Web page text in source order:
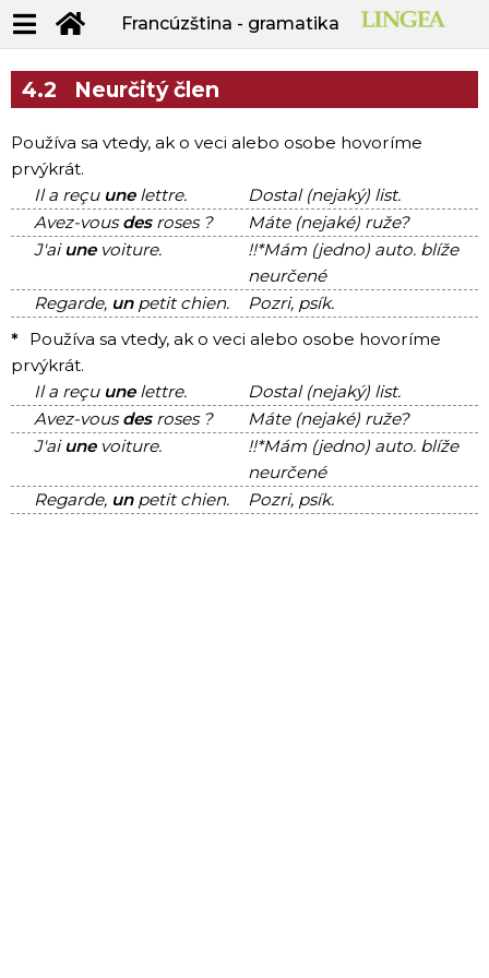
Francúzština - gramatika
4.2 Neurčitý člen
Používa sa vtedy, ak o veci alebo osobe hovoríme
prvýkrát.
Il a reçu unelettre.
Dostal (nejaký) list.
Avez-vousdesroses ?
Máte (nejaké) ruže?
J'ai unevoiture. !!*Mám (jedno) auto. blíže
neurčené
Regarde, unpetit chien.
Pozri, psík.
* Používa sa vtedy, ak o veci alebo osobe hovoríme
prvýkrát.
Il a reçu unelettre.
Dostal (nejaký) list.
Avez-vousdesroses ?
Máte (nejaké) ruže?
J'ai unevoiture. !!*Mám (jedno) auto. blíže
neurčené
Regarde, unpetit chien. Pozri, psík.